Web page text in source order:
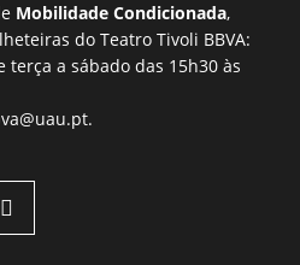
Mobilidade Condicionada,
do Teatro Tivoli BBVA:
terça a sábado das 15h30 às
.
